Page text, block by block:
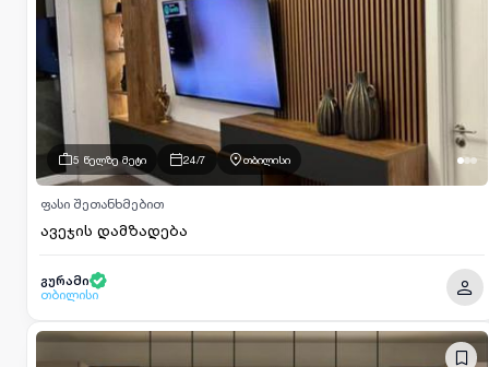
იდეალურად იტრიალოს. ტანსაცმლის მორგება (ატელიე):
ტანსაცმლის გადაკეთების ან შეკერვისას, ზომების აღებაზე
გამოცხადდით ზუსტად იმ ფეხსაცმლითა და თეთრეულით,
რომლითაც აპირებთ ამ სამოსის ტარებას (განსაკუთრებით
შარვლის სიგრძისა და კაბების შემთხვევაში). დეტალური
შეთანხმება: დიდი შეკვეთებისას (მაგ: ავეჯის დამზადება)
წინასწარ, წერილობით შეათანხმეთ ჩაბარების ზუსტი
ვადები, მასალის ფაქტურა და ფურნიტურის (სახელურები,
ანჯამები) ხარისხი. დაზოგეთ დრო: იპოვნეთ ავეჯის
ქიმწმენდის საუკეთესო სპეციალისტები პლატფორმაზე:
5 წელზე მეტი 24/7 თბილისი
ავეჯის დამზადება
ფასი შეთანხმებით
გურამი
თბილისი